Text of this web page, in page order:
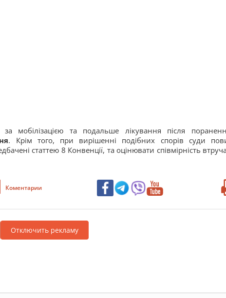
мобілізацією та подальше лікування після
. Крім того, при вирішенні подібних спорів суди
статтею 8 Конвенції, та оцінювати співмірність
Коментарии
Отключить рекламу